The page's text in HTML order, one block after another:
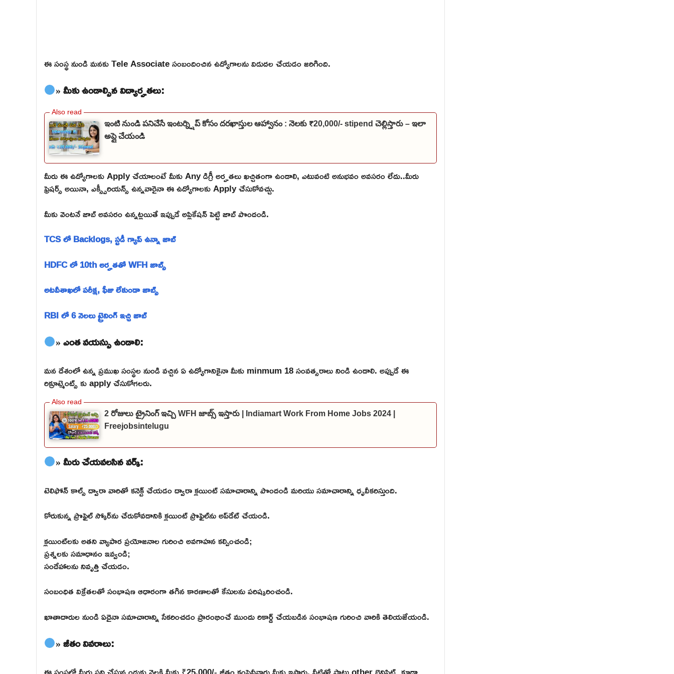
ఈ సంస్థ నుండి మనకు Tele Associate సంబందించిన ఉద్యోగాలను విడుదల చేయడం జరిగింది.
» మీకు ఉండాల్సిన విద్యార్హతలు:
ఇంటి నుండి పనిచేసే ఇంటర్న్షిప్ కోసం దరఖాస్తుల ఆహ్వానం : నెలకు ₹20,000/- stipend చెల్లిస్తారు – ఇలా
అప్లై చేయండి
మీరు ఈ ఉద్యోగాలకు Apply చేయాలంటే మీకు Any డిగ్రీ అర్హతలు ఖచ్చితంగా ఉండాలి, ఎటువంటి అనుభవం అవసరం లేదు..మీరు
ఫ్రెషర్స్ అయినా, ఎక్స్పీరియన్స్ ఉన్నవారైనా ఈ ఉద్యోగాలకు Apply చేసుకోవచ్చు.
మీకు వెంటనే జాబ్ అవసరం ఉన్నట్లయితే ఇప్పుడే అప్లికేషన్ పెట్టి జాబ్ పొందండి.
TCS లో Backlogs, స్టడీ గ్యాప్ ఉన్నా జాబ్
HDFC లో 10th అర్హతతో WFH జాబ్స్
అటవీశాఖలో పరీక్ష, ఫీజు లేకుండా జాబ్స్
RBI లో 6 నెలలు ట్రైనింగ్ ఇచ్చి జాబ్
» ఎంత వయస్సు ఉండాలి:
మన దేశంలో ఉన్న ప్రముఖ సంస్థల నుండి వచ్చిన ఏ ఉద్యోగానికైనా మీకు minmum 18 సంవత్సరాలు నిండి ఉండాలి. అప్పుడే ఈ
రిక్రూట్మెంట్స్ కు apply చేసుకోగలరు.
2 రోజులు ట్రైనింగ్ ఇచ్చి WFH జాబ్స్ ఇస్తారు | Indiamart Work From Home Jobs 2024 |
Freejobsintelugu
» మీరు చేయవలసిన వర్క్:
టెలిఫోన్ కాల్స్ ద్వారా వారితో కనెక్ట్ చేయడం ద్వారా క్లయింట్ సమాచారాన్ని పొందండి మరియు సమాచారాన్ని ధృవీకరిస్తుంది.
కోరుకున్న ప్రొఫైల్ స్కోర్‌ను చేరుకోవడానికి క్లయింట్ ప్రొఫైల్‌ను అప్‌డేట్ చేయండి.
క్లయింట్‌లకు అతని వ్యాపార ప్రయోజనాల గురించి అవగాహన కల్పించండి;
ప్రశ్నలకు సమాధానం ఇవ్వండి;
సందేహాలను నివృత్తి చేయడం.
సంబంధిత విక్రేతలతో సంభాషణ ఆధారంగా తగిన కారణాలతో కేసులను పరిష్కరించండి.
ఖాతాదారుల నుండి ఏదైనా సమాచారాన్ని సేకరించడం ప్రారంభించే ముందు రికార్డ్ చేయబడిన సంభాషణ గురించి వారికి తెలియజేయండి.
» జీతం వివరాలు: